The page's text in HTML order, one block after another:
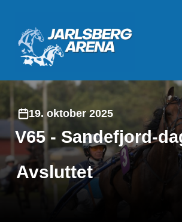
19. oktober 2025
V65 - Sandefjord-
Avsluttet